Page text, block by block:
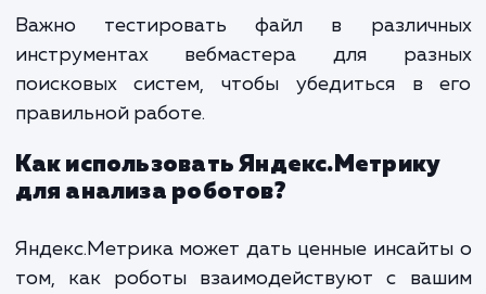
Советы по
оптимизации для
разных поисковых
систем